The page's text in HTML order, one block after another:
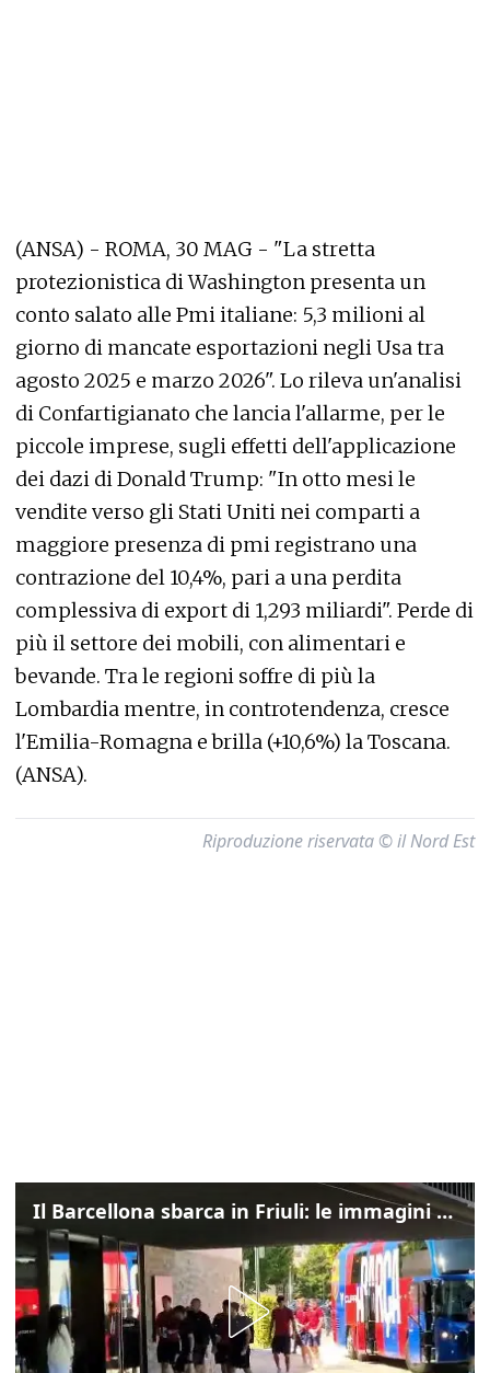
(ANSA) - ROMA, 30 MAG - "La stretta
protezionistica di Washington presenta un
conto salato alle Pmi italiane: 5,3 milioni al
giorno di mancate esportazioni negli Usa tra
agosto 2025 e marzo 2026". Lo rileva un'analisi
di Confartigianato che lancia l'allarme, per le
piccole imprese, sugli effetti dell'applicazione
dei dazi di Donald Trump: "In otto mesi le
vendite verso gli Stati Uniti nei comparti a
maggiore presenza di pmi registrano una
contrazione del 10,4%, pari a una perdita
complessiva di export di 1,293 miliardi". Perde di
più il settore dei mobili, con alimentari e
bevande. Tra le regioni soffre di più la
Lombardia mentre, in controtendenza, cresce
l'Emilia-Romagna e brilla (+10,6%) la Toscana.
(ANSA).
Riproduzione riservata © il Nord Est
Il Barcellona sbarca in Friuli: le immagini dell'arrivo in albergo